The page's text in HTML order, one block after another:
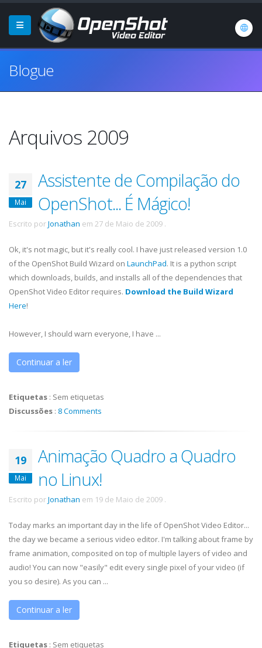
Blogue
Arquivos 2009
27
Mai
Assistente de Compilação do
OpenShot... É Mágico!
Escrito porJonathan em 27 de Maio de 2009 .
Ok, it's not magic, but it's really cool. I have just released version 1.0
of the OpenShot Build Wizard on LaunchPad. It is a python script
which downloads, builds, and installs all of the dependencies that
OpenShotVideo Editor requires. Download the Build Wizard
Here!
However, I should warn everyone, I have ...
Continuar a ler
Etiquetas : Sem etiquetas
Discussões : 8 Comments
19
Mai
Animação Quadro a Quadro
no Linux!
Escrito porJonathan em 19 de Maio de 2009 .
Today marks an important day in the life of OpenShot Video Editor...
the day we became a serious video editor. I'm talking about frame by
frame animation, composited on top of multiple layers of video and
audio! You can now "easily" edit every single pixel of your video (if
you so desire). As you can ...
Continuar a ler
Etiquetas : Sem etiquetas